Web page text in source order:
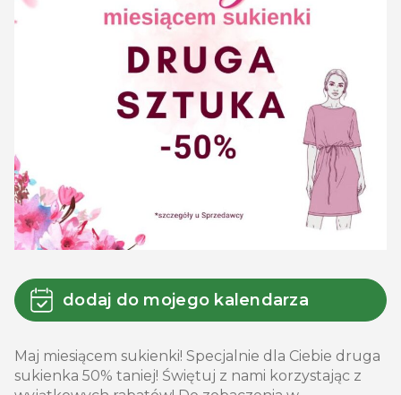
dodaj do mojego kalendarza
Maj miesiącem sukienki! Specjalnie dla Ciebie druga
sukienka 50% taniej! Świętuj z nami korzystając z